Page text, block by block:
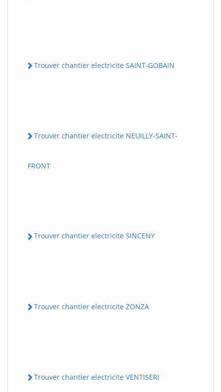
Trouver chantier electricite SAINT-GOBAIN
Trouver chantier electricite NEUILLY-SAINT-
FRONT
Trouver chantier electricite SINCENY
Trouver chantier electricite ZONZA
Trouver chantier electricite VENTISERI